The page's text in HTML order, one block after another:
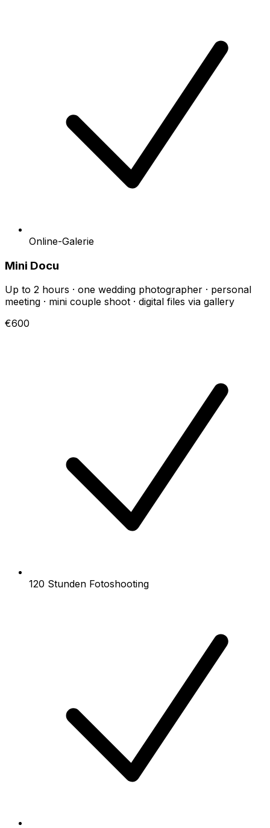
Online-Galerie
Mini Docu
Up to 2 hours · one wedding photographer · personal
meeting · mini couple shoot · digital files via gallery
€600
120 Stunden Fotoshooting